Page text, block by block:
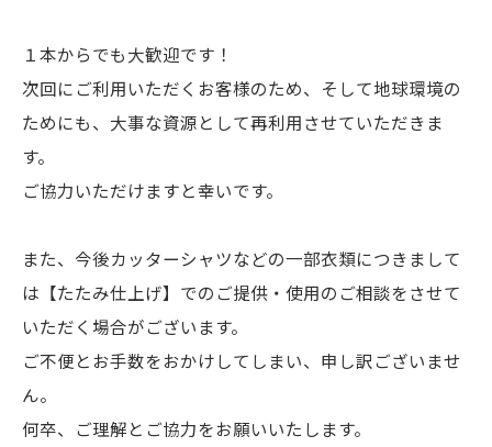
１本からでも大歓迎です！
次回にご利用いただくお客様のため、そして地球環境の
ためにも、大事な資源として再利用させていただきま
す。
ご協力いただけますと幸いです。
また、今後カッターシャツなどの一部衣類につきまして
は【たたみ仕上げ】でのご提供・使用のご相談をさせて
いただく場合がございます。
ご不便とお手数をおかけしてしまい、申し訳ございませ
ん。
何卒、ご理解とご協力をお願いいたします。